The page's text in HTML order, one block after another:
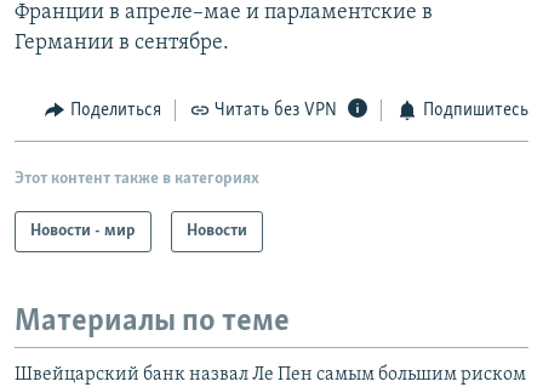
Франции в апреле–мае и парламентские в
Германии в сентябре.
Поделиться Читать без VPN Подпишитесь
Этот контент также в категориях
Новости - мир Новости
Материалы по теме
Швейцарский банк назвал Ле Пен самым большим риском